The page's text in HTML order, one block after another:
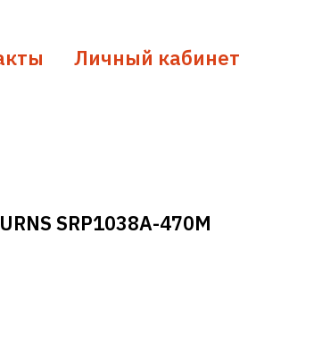
Личный кабинет
SRP1038A-470M